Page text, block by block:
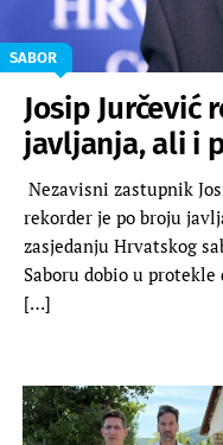
SABOR
Josip Jurčević
javljanja, ali i
Nezavisni zastupnik
rekorder je po broju
zasjedanju Hrvatskog
Saboru dobio u protekle
[…]